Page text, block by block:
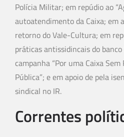
Polícia Militar; em repúdio ao
autoatendimento da Caixa; em
retorno do Vale-Cultura; em
práticas antissidincais do
campanha “Por uma Caixa
Pública”; e em apoio de pela
sindical no IR.
Correntes